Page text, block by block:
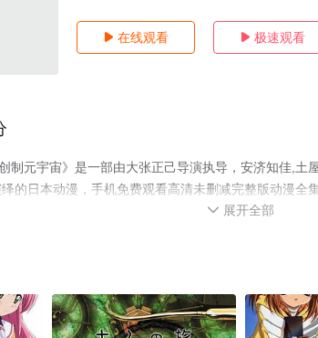
 在线观看  极速观看
制元宇宙》是一部由大张正己导演执导，安济知佳,
的日本动漫，手机免费观看高清未删减完整版动漫全
 展开全部